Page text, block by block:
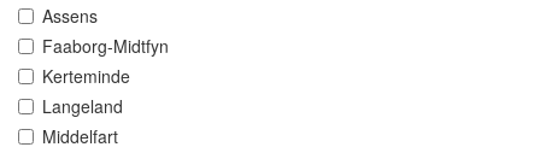
Assens
Faaborg-Midtfyn
Kerteminde
Langeland
Middelfart